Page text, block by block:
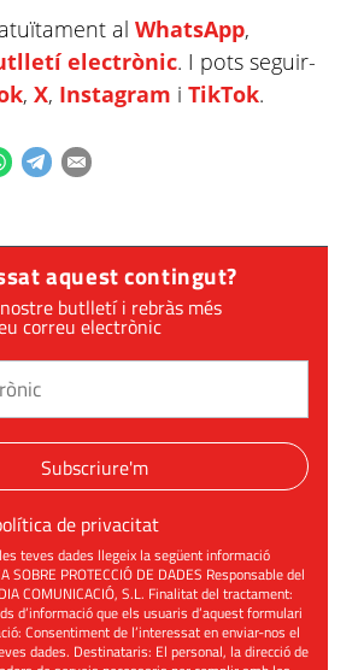
al WhatsApp,
electrònic. I pots seguir-
, X, Instagram i TikTok.
aquest contingut?
butlletí i rebràs més
correu electrònic
Subscriure'm
de privacitat
teves dades llegeix la següent informació
SOBRE PROTECCIÓ DE DADES Responsable del
COMUNICACIÓ, S.L. Finalitat del tractament:
d’informació que els usuaris d’aquest formulari
Consentiment de l’interessat en enviar-nos el
dades. Destinataris: El personal, la direcció de